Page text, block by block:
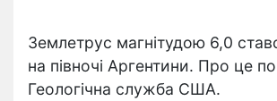
Землетрус магнітудою 6,0
на півночі Аргентини. Про це
Геологічна служба США.